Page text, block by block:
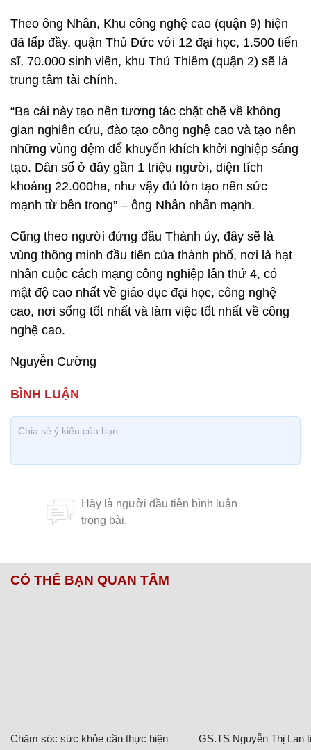
Theo ông Nhân, Khu công nghệ cao (quận 9) hiện
đã lấp đầy, quận Thủ Đức với 12 đại học, 1.500 tiến
sĩ, 70.000 sinh viên, khu Thủ Thiêm (quận 2) sẽ là
trung tâm tài chính.
“Ba cái này tạo nên tương tác chặt chẽ về không
gian nghiên cứu, đào tạo công nghệ cao và tạo nên
những vùng đệm để khuyến khích khởi nghiệp sáng
tạo. Dân số ở đây gần 1 triệu người, diện tích
khoảng 22.000ha, như vậy đủ lớn tạo nên sức
mạnh từ bên trong” – ông Nhân nhấn mạnh.
Cũng theo người đứng đầu Thành ủy, đây sẽ là
vùng thông minh đầu tiên của thành phố, nơi là hạt
nhân cuộc cách mạng công nghiệp lần thứ 4, có
mật độ cao nhất về giáo dục đại học, công nghệ
cao, nơi sống tốt nhất và làm việc tốt nhất về công
nghệ cao.
Nguyễn Cường
CÓ THỂ BẠN QUAN TÂM
Chăm sóc sức khỏe cần thực hiện
GS.TS Nguyễn Thị Lan